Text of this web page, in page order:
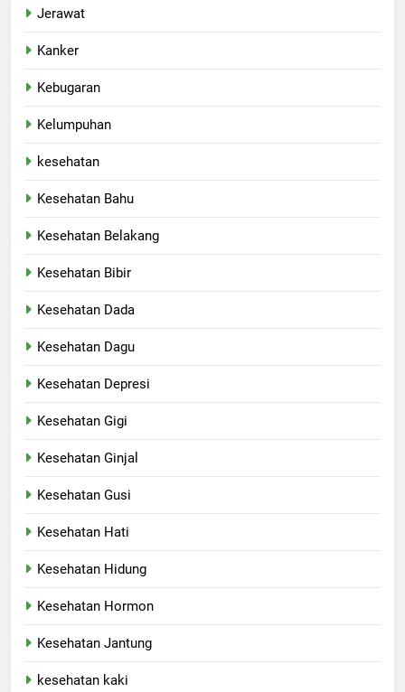
Jerawat
Kanker
Kebugaran
Kelumpuhan
kesehatan
Kesehatan Bahu
Kesehatan Belakang
Kesehatan Bibir
Kesehatan Dada
Kesehatan Dagu
Kesehatan Depresi
Kesehatan Gigi
Kesehatan Ginjal
Kesehatan Gusi
Kesehatan Hati
Kesehatan Hidung
Kesehatan Hormon
Kesehatan Jantung
kesehatan kaki